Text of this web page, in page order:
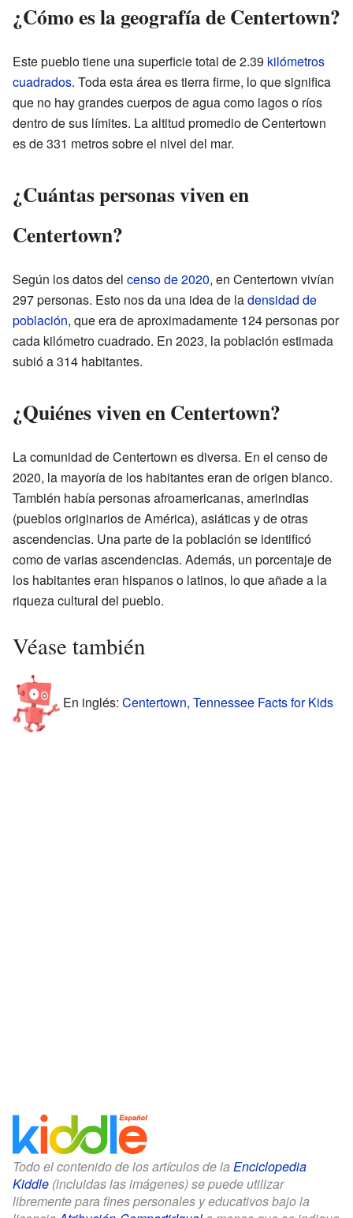
¿Cómo es la geografía de Centertown?
Este pueblo tiene una superficie total de 2.39 kilómetros
cuadrados. Toda esta área es tierra firme, lo que significa
que no hay grandes cuerpos de agua como lagos o ríos
dentro de sus límites. La altitud promedio de Centertown
es de 331 metros sobre el nivel del mar.
¿Cuántas personas viven en
Centertown?
Según los datos del censo de 2020, en Centertown vivían
297 personas. Esto nos da una idea de ladensidad de
población, que era de aproximadamente 124 personas por
cada kilómetro cuadrado. En 2023, la población estimada
subió a 314 habitantes.
¿Quiénes viven en Centertown?
La comunidad de Centertown es diversa. En el censo de
2020, la mayoría de los habitantes eran de origen blanco.
También había personas afroamericanas, amerindias
(pueblos originarios de América), asiáticas y de otras
ascendencias. Una parte de la población se identificó
como de varias ascendencias. Además, un porcentaje de
los habitantes eran hispanos o latinos, lo que añade a la
riqueza cultural del pueblo.
Véase también
En inglés: Centertown, Tennessee Facts for Kids
Todo el contenido de los artículos de la Enciclopedia
Kiddle (incluidas las imágenes) se puede utilizar
libremente para fines personales y educativos bajo la